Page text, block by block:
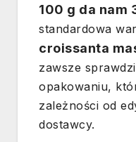
100 g da nam
standardowa
croissanta
zawsze
opakowaniu,
zależności od
dostawcy.